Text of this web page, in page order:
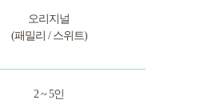
오리지널
(패밀리 / 스위트)
2 ~ 5인